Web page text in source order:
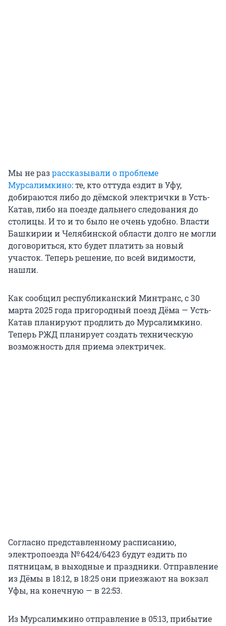
Мы не разрассказывали о проблеме
Мурсалимкино: те, кто оттуда ездит в Уфу,
добираются либо до дёмской электрички в Усть-
Катав, либо на поезде дальнего следования до
столицы. И то и то было не очень удобно. Власти
Башкирии и Челябинской области долго не могли
договориться, кто будет платить за новый
участок. Теперь решение, по всей видимости,
нашли.
Как сообщил республиканский Минтранс, с 30
марта 2025 года пригородный поезд Дёма — Усть-
Катав планируют продлить до Мурсалимкино.
Теперь РЖД планирует создать техническую
возможность для приема электричек.
Согласно представленному расписанию,
электропоезда № 6424/6423 будут ездить по
пятницам, в выходные и праздники. Отправление
из Дёмы в 18:12, в 18:25 они приезжают на вокзал
Уфы, на конечную — в 22:53.
Из Мурсалимкино отправление в 05:13, прибытие